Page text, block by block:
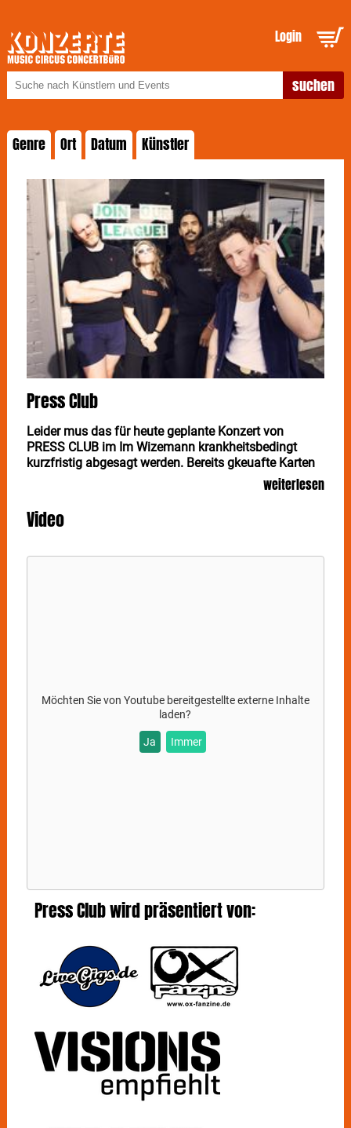
Login
Genre Ort Datum Künstler
Press Club
Leider mus das für heute geplante Konzert von
PRESS CLUB im Im Wizemann krankheitsbedingt
kurzfristig abgesagt werden. Bereits gkeuafte Karten
können an den jeweiligen Vorverkausstellen zurück
Das Statement der Band dazu: Absolutely gutted to
show in Stuttgart due to illness in the touring party.
weiterlesen
Video
Möchten Sie von Youtubebereitgestellte externe Inhalte
laden?
Ja Immer
Press Club wird präsentiert von: